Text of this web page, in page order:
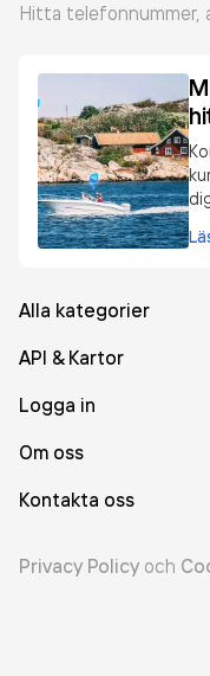
Hitta telefonnummer,
Alla kategorier
API & Kartor
Logga in
Om oss
Kontakta oss
Privacy Policy och